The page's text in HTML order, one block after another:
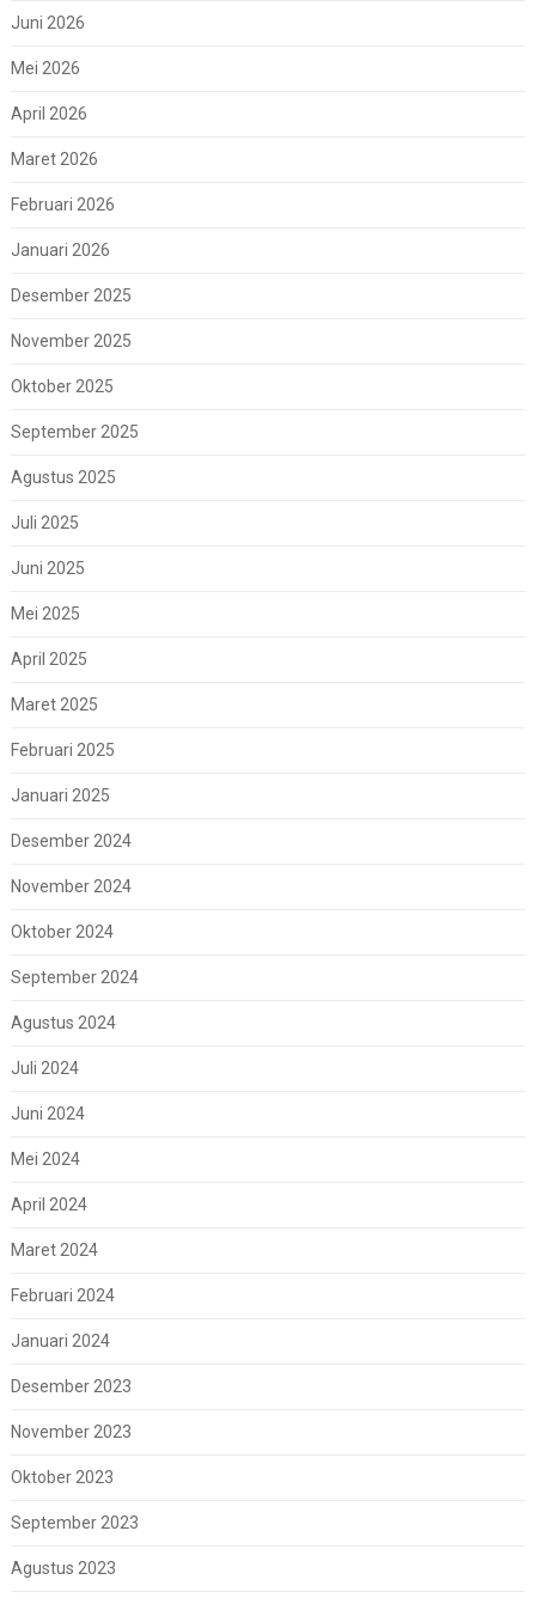
Juni 2026
Mei 2026
April 2026
Maret 2026
Februari 2026
Januari 2026
Desember 2025
November 2025
Oktober 2025
September 2025
Agustus 2025
Juli 2025
Juni 2025
Mei 2025
April 2025
Maret 2025
Februari 2025
Januari 2025
Desember 2024
November 2024
Oktober 2024
September 2024
Agustus 2024
Juli 2024
Juni 2024
Mei 2024
April 2024
Maret 2024
Februari 2024
Januari 2024
Desember 2023
November 2023
Oktober 2023
September 2023
Agustus 2023